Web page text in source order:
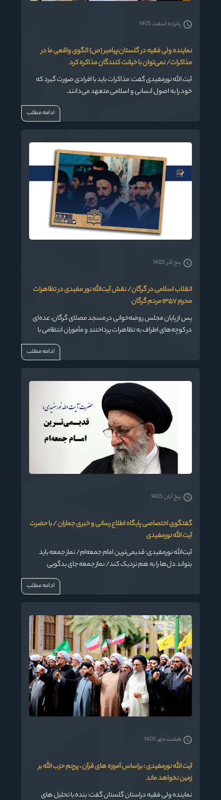
نماینده ولی فقیه در گلستان:پیامبر (ص) الگوی واقعی ما در
مذاکرات/ نمی‌توان با خیانت کنندگان مذاکره کرد
آیت الله نورمفیدی گفت: مذاکرات باید با افرادی صورت گیرد که
خود را به اصول انسانی و اسلامی متعهد می‌دانند.
پانزده اسفند 1405
ادامه مطلب
انقلاب اسلامی در گرگان/ نقش آیت‌الله نور مفیدی در تظاهرات
محرم ۱۳۵۷ مردم گرگان
پس از پایان مجلس روضه‌خوانی در مسجد مصلای گرگان، عده‌ای
در کوچه‌های اطراف به تظاهرات پرداختند و مأموران انتظامی با
شکلیک گاز اشک‌آور و تیرهوایی آن‌ها را متفرق کرد. در مسجد
میدان عباسعلی نیز آقای نورمفیدی به منبر رفته و در سخنان خود
پنج آذر 1405
ادامه مطلب
گفتگوی اختصاصی پایگاه اطلاع رسانی و خبری جماران / با حضرت
آیت الله نورمفیدی
آیت‌الله نورمفیدی: قدیمی‌ترین امام جمعه‌ام/ نماز جمعه باید
بتواند دل‌ها را به هم نزدیک کند/ نماز جمعه جای بدگویی
نیست/ امام جمعه باید هم از نظام و دولت دفاع کند، هم
پنج آبان 1405
ادامه مطلب
آیت الله نورمفیدی : براساس آموزه های قرآن ، پرچم حزب الله بر
زمین نخواهد ماند
نماینده ولی فقیه دراستان گلستان گفت: بنده با تحلیل های
هشت مهر 1405